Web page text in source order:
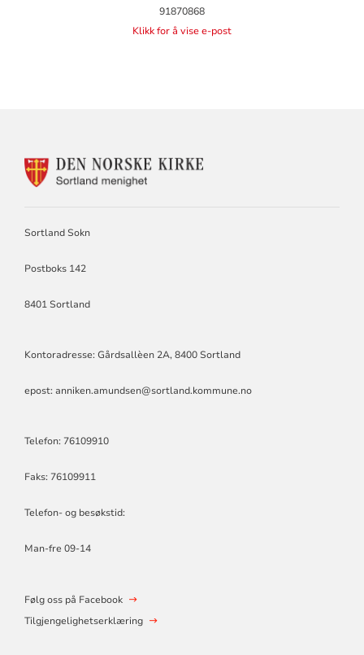
91870868
Klikk for å vise e-post
KONTAKTINFORMASJON
Sortland Sokn
Postboks 142
8401 Sortland
Kontoradresse: Gårdsallèen 2A, 8400 Sortland
epost: anniken.amundsen@sortland.kommune.no
Telefon: 76109910
Faks: 76109911
Telefon- og besøkstid:
Man-fre 09-14
Følg oss på Facebook
Tilgjengelighetserklæring